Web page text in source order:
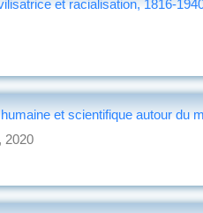
et racialisation, 1816-
et scientifique autour du
, 2020